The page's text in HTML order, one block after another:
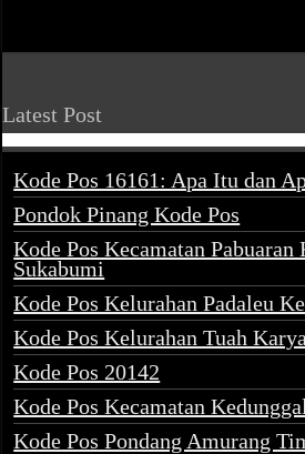
Latest Post
Kode Pos 16161: Apa Itu dan
Pondok Pinang Kode Pos
Kode Pos Kecamatan Pabuaran
Sukabumi
Kode Pos Kelurahan Padaleu
Kode Pos Kelurahan Tuah Karya
Kode Pos 20142
Kode Pos Kecamatan
Kode Pos Pondang Amurang